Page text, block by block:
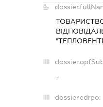
-
dossier.edrpo: